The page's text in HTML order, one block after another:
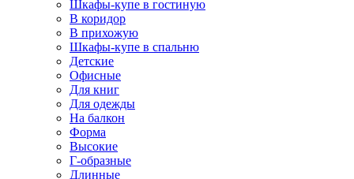
Шкафы-купе в гостиную
В коридор
В прихожую
Шкафы-купе в спальню
Детские
Офисные
Для книг
Для одежды
На балкон
Форма
Высокие
Г-образные
Длинные